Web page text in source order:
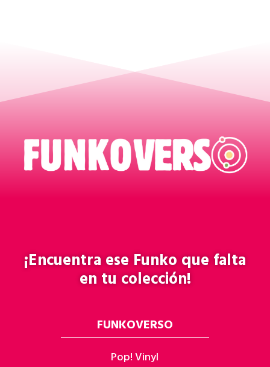
¡Encuentra eseFunkoque falta
en tu colección!
FUNKOVERSO
Pop! Vinyl